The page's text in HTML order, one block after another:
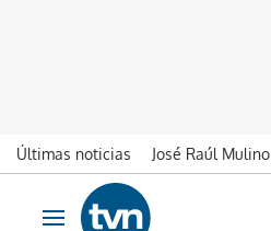
Últimas noticias José Raúl Mulino
Ir al contenido
Obrir navegació